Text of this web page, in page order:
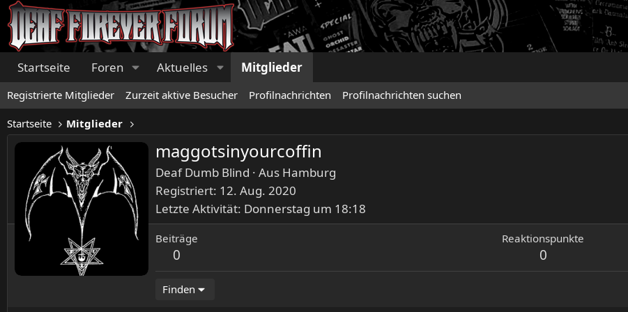
Startseite Foren Aktuelles Mitglieder
Registrierte Mitglieder Zurzeit aktive Besucher Profilnachrichten Profilnachrichten suchen
Startseite Mitglieder
maggotsinyourcoffin
Deaf Dumb Blind · Aus Hamburg
Registriert 12. Aug. 2020
Letzte Aktivität Donnerstag um 18:18
Beiträge
0
Reaktionspunkte
0
Finden